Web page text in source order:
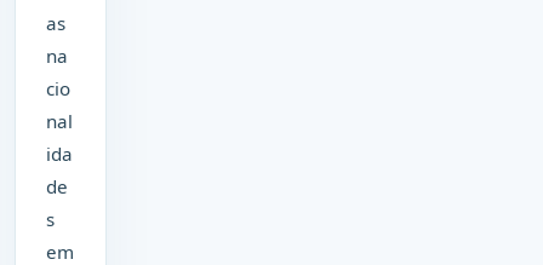
as
na
cio
nal
ida
de
s
em